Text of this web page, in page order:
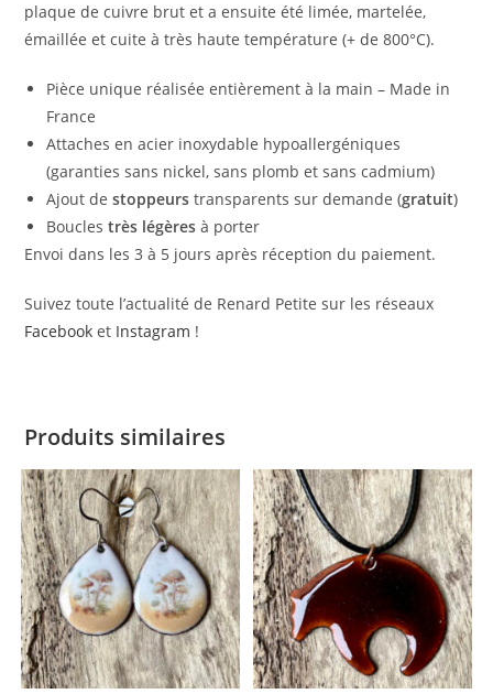
plaque de cuivre brut et a ensuite été limée, martelée,
émaillée et cuite à très haute température (+ de 800°C).
Pièce unique réalisée entièrement à la main – Made in
France
Attaches en acier inoxydable hypoallergéniques
(garanties sans nickel, sans plomb et sans cadmium)
Ajout destoppeurs transparents sur demande (gratuit)
Bouclestrès légères à porter
Envoi dans les 3 à 5 jours après réception du paiement.
Suivez toute l’actualité de Renard Petite sur les réseaux
Facebook et Instagram !
Produits similaires